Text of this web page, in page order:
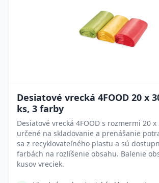
Desiatové vrecká 4FOOD 20 x
ks, 3 farby
Desiatové vrecká 4FOOD s rozmermi 20 x
určené na skladovanie a prenášanie
sa z recyklovateľného plastu a sú
farbách na rozlíšenie obsahu. Balenie
kusov vreciek.